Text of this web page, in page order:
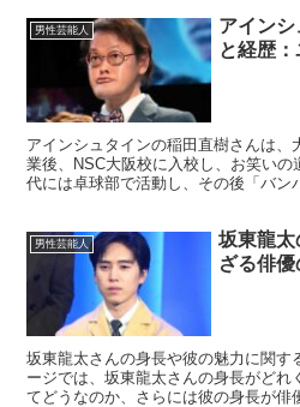
男性芸能人
アイン
と経歴
アインシュタインの稲田直樹さんは、
業後、NSC大阪校に入校し、お笑い
代には卓球部で活動し、その後「バン
男性芸能人
坂東龍
ざる俳
坂東龍太さんの身長や彼の魅力に関す
ージでは、坂東龍太さんの身長がどれ
てどうなのか、さらには彼の身長が俳